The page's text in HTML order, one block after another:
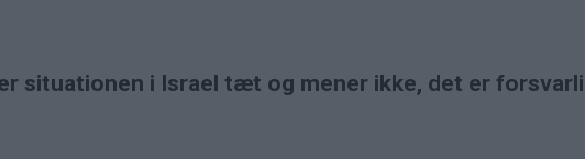
situationen i Israel tæt og mener ikke, det er